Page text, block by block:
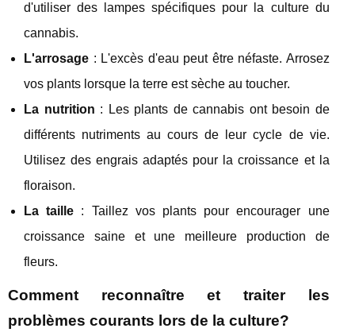
d'utiliser des lampes spécifiques pour la culture du
cannabis.
L'arrosage : L'excès d'eau peut être néfaste. Arrosez
vos plants lorsque la terre est sèche au toucher.
La nutrition : Les plants de cannabis ont besoin de
différents nutriments au cours de leur cycle de vie.
Utilisez des engrais adaptés pour la croissance et la
floraison.
La taille : Taillez vos plants pour encourager une
croissance saine et une meilleure production de
fleurs.
Comment reconnaître et traiter les
problèmes courants lors de la culture?